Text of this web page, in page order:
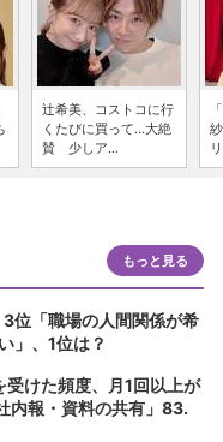
辻希美、コストコに行
くたびに買って...大絶
賛 少しア...
もっと見る
位「職場の人間関係が希
」、1位は？
けた頻度、月1回以上が
報・資料の共有」83.